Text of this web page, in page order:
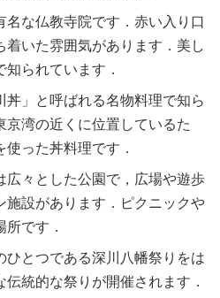
名な仏教寺院です．赤い入り口
着いた雰囲気があります．美し
られています．
丼」と呼ばれる名物料理で知ら
京湾の近くに位置しているた
った丼料理です．
広々とした公園で，広場や遊歩
施設があります．ピクニックや
です．
ひとつである深川八幡祭りをは
統的な祭りが開催されます．